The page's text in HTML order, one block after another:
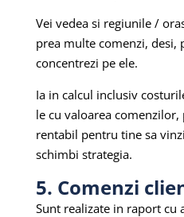
Vei vedea si regiunile /
prea multe comenzi, desi,
concentrezi pe ele.
Ia in calcul inclusiv
le cu valoarea comenzilor,
rentabil pentru tine sa
schimbi strategia.
5. Comenzi
Sunt realizate in raport cu